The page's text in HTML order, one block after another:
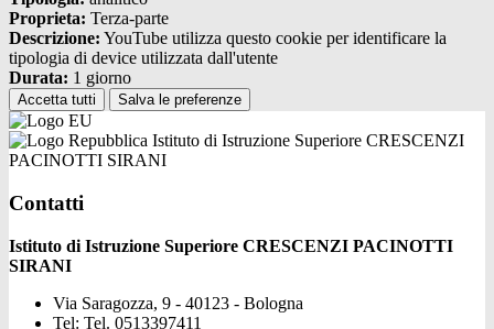
Proprieta: Terza-parte
Descrizione: YouTube utilizza questo cookie per identificare la
tipologia di device utilizzata dall'utente
Durata: 1 giorno
Accetta tutti Salva le preferenze
Istituto di Istruzione Superiore CRESCENZI
PACINOTTI SIRANI
Contatti
Istituto di Istruzione Superiore CRESCENZI PACINOTTI
SIRANI
Via Saragozza, 9 - 40123 - Bologna
Tel: Tel. 0513397411